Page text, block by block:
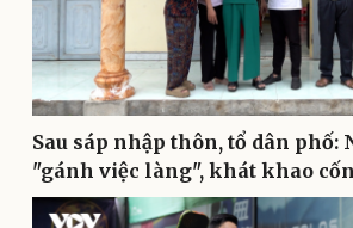
Bóng đá
Lịch thi đấu bóng đá
Thế giới thể thao
Hậu trường
Ô tô -
Ô tô
Xe máy
Tư vấn
Sau sáp nhập thôn, tổ dân phố:
"gánh việc làng", khát khao